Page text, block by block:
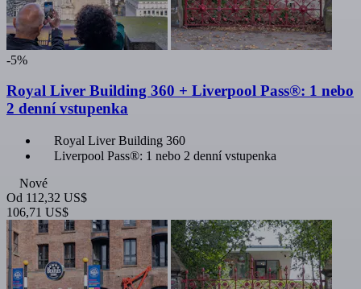
-5%
Royal Liver Building 360 + Liverpool Pass®: 1 nebo
2 denní vstupenka
Royal Liver Building 360
Liverpool Pass®: 1 nebo 2 denní vstupenka
Nové
Od 112,32 US$
106,71 US$